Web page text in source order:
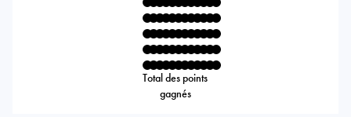
Total des points
gagnés